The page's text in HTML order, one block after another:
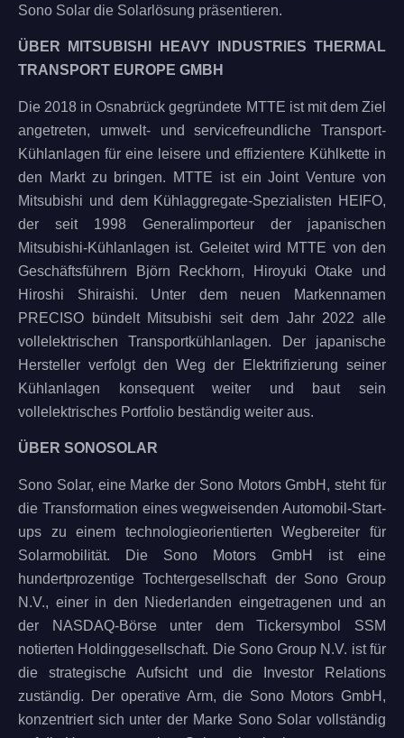
Sono Solar die Solarlösung präsentieren.
ÜBER MITSUBISHI HEAVY INDUSTRIES THERMAL
TRANSPORT EUROPE GMBH
Die 2018 in Osnabrück gegründete MTTE ist mit dem Ziel
angetreten, umwelt- und servicefreundliche Transport-
Kühlanlagen für eine leisere und effizientere Kühlkette in
den Markt zu bringen. MTTE ist ein Joint Venture von
Mitsubishi und dem Kühlaggregate-Spezialisten HEIFO,
der seit 1998 Generalimporteur der japanischen
Mitsubishi-Kühlanlagen ist. Geleitet wird MTTE von den
Geschäftsführern Björn Reckhorn, Hiroyuki Otake und
Hiroshi Shiraishi. Unter dem neuen Markennamen
PRECISO bündelt Mitsubishi seit dem Jahr 2022 alle
vollelektrischen Transportkühlanlagen. Der japanische
Hersteller verfolgt den Weg der Elektrifizierung seiner
Kühlanlagen konsequent weiter und baut sein
vollelektrisches Portfolio beständig weiter aus.
ÜBER SONOSOLAR
Sono Solar, eine Marke der Sono Motors GmbH, steht für
die Transformation eines wegweisenden Automobil-Start-
ups zu einem technologieorientierten Wegbereiter für
Solarmobilität. Die Sono Motors GmbH ist eine
hundertprozentige Tochtergesellschaft der Sono Group
N.V., einer in den Niederlanden eingetragenen und an
der NASDAQ-Börse unter dem Tickersymbol SSM
notierten Holdinggesellschaft. Die Sono Group N.V. ist für
die strategische Aufsicht und die Investor Relations
zuständig. Der operative Arm, die Sono Motors GmbH,
konzentriert sich unter der Marke Sono Solar vollständig